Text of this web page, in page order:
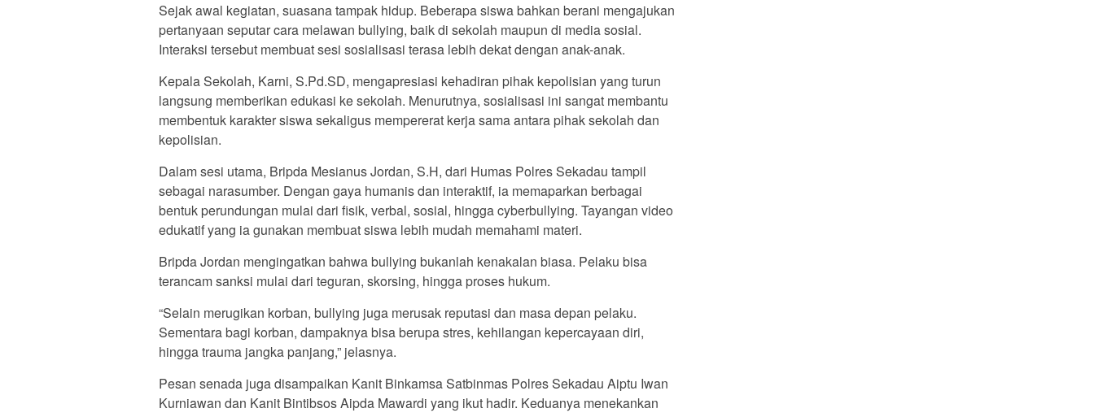
Sejak awal kegiatan, suasana tampak hidup. Beberapa siswa bahkan berani mengajukan
pertanyaan seputar cara melawan bullying, baik di sekolah maupun di media sosial.
Interaksi tersebut membuat sesi sosialisasi terasa lebih dekat dengan anak-anak.
Kepala Sekolah, Karni, S.Pd.SD, mengapresiasi kehadiran pihak kepolisian yang turun
langsung memberikan edukasi ke sekolah. Menurutnya, sosialisasi ini sangat membantu
membentuk karakter siswa sekaligus mempererat kerja sama antara pihak sekolah dan
kepolisian.
Dalam sesi utama, Bripda Mesianus Jordan, S.H, dari Humas Polres Sekadau tampil
sebagai narasumber. Dengan gaya humanis dan interaktif, ia memaparkan berbagai
bentuk perundungan mulai dari fisik, verbal, sosial, hingga cyberbullying. Tayangan video
edukatif yang ia gunakan membuat siswa lebih mudah memahami materi.
Bripda Jordan mengingatkan bahwa bullying bukanlah kenakalan biasa. Pelaku bisa
terancam sanksi mulai dari teguran, skorsing, hingga proses hukum.
“Selain merugikan korban, bullying juga merusak reputasi dan masa depan pelaku.
Sementara bagi korban, dampaknya bisa berupa stres, kehilangan kepercayaan diri,
hingga trauma jangka panjang,” jelasnya.
Pesan senada juga disampaikan Kanit Binkamsa Satbinmas Polres Sekadau Aiptu Iwan
Kurniawan dan Kanit Bintibsos Aipda Mawardi yang ikut hadir. Keduanya menekankan